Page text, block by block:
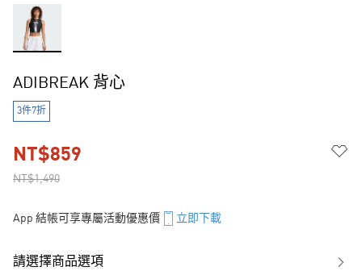
ADIBREAK 背心
3件7折
NT$1,490
NT$859
App 結帳可享專屬活動優惠價 立即下載
請選擇商品選項